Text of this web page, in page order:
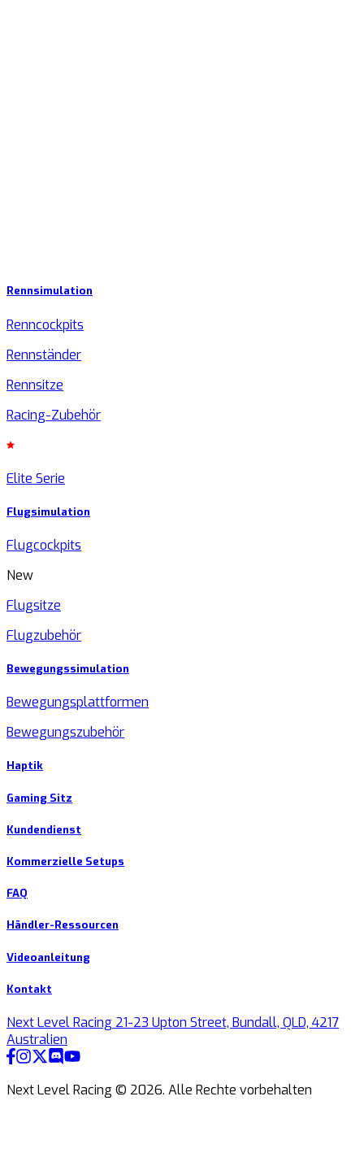
Rennsimulation
Renncockpits
Rennständer
Rennsitze
Racing-Zubehör
Elite Serie
Flugsimulation
Flugcockpits
New
Flugsitze
Flugzubehör
Bewegungssimulation
Bewegungsplattformen
Bewegungszubehör
Haptik
Gaming Sitz
Kundendienst
Kommerzielle Setups
FAQ
Händler-Ressourcen
Videoanleitung
Kontakt
Next Level Racing 21-23 Upton Street, Bundall, QLD, 4217
Australien
Next Level Racing © 2026. Alle Rechte vorbehalten